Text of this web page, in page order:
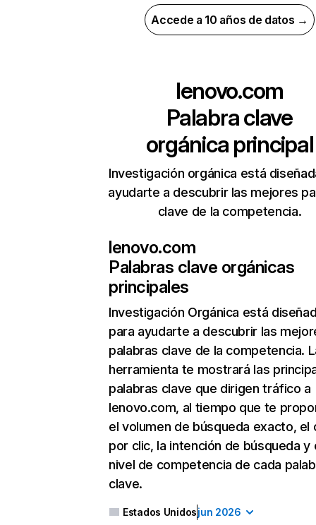
Accede a 10 años de datos →
lenovo.com
Palabra clave
orgánica principal
Investigación orgánica está
ayudarte a descubrir las mejores
clave de la competencia.
lenovo.com
Palabras clave orgánicas
principales
Investigación Orgánica está
para ayudarte a descubrir las
palabras clave de la competencia.
herramienta te mostrará las
palabras clave que dirigen tráfico a
lenovo.com, al tiempo que te
el volumen de búsqueda exacto, el
por clic, la intención de búsqueda y
nivel de competencia de cada
clave.
Estados Unidosjun 2026